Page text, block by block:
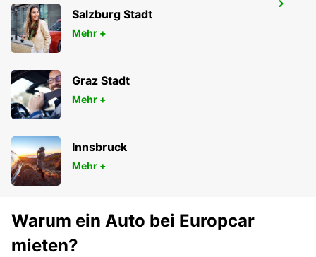
GÖPPINGEN
GOEPPINGEN - GERMANY
Salzburg Stadt
Mehr +
Graz Stadt
Mehr +
Innsbruck
Mehr +
Warum ein Auto bei Europcar
mieten?